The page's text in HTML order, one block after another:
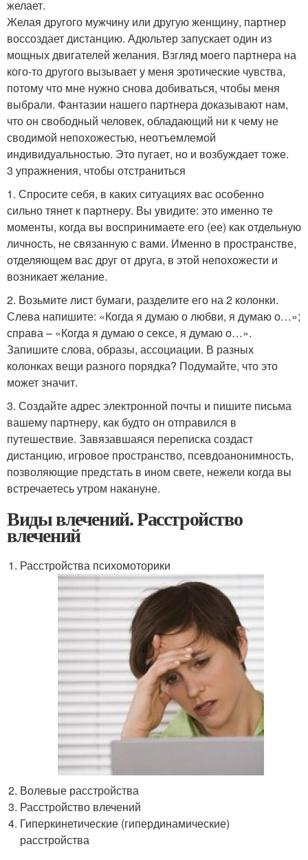
желает.
Желая другого мужчину или другую женщину, партнер
воссоздает дистанцию. Адюльтер запускает один из
мощных двигателей желания. Взгляд моего партнера на
кого-то другого вызывает у меня эротические чувства,
потому что мне нужно снова добиваться, чтобы меня
выбрали. Фантазии нашего партнера доказывают нам,
что он свободный человек, обладающий ни к чему не
сводимой непохожестью, неотъемлемой
индивидуальностью. Это пугает, но и возбуждает тоже.
3 упражнения, чтобы отстраниться
1. Спросите себя, в каких ситуациях вас особенно
сильно тянет к партнеру. Вы увидите: это именно те
моменты, когда вы воспринимаете его (ее) как отдельную
личность, не связанную с вами. Именно в пространстве,
отделяющем вас друг от друга, в этой непохожести и
возникает желание.
2. Возьмите лист бумаги, разделите его на 2 колонки.
Слева напишите: «Когда я думаю о любви, я думаю о…»;
справа – «Когда я думаю о сексе, я думаю о…».
Запишите слова, образы, ассоциации. В разных
колонках вещи разного порядка? Подумайте, что это
может значит.
3. Создайте адрес электронной почты и пишите письма
вашему партнеру, как будто он отправился в
путешествие. Завязавшаяся переписка создаст
дистанцию, игровое пространство, псевдоанонимность,
позволяющие предстать в ином свете, нежели когда вы
встречаетесь утром накануне.
Виды влечений. Расстройство
влечений
Расстройства психомоторики
Волевые расстройства
Расстройство влечений
Гиперкинетические (гипердинамические)
расстройства